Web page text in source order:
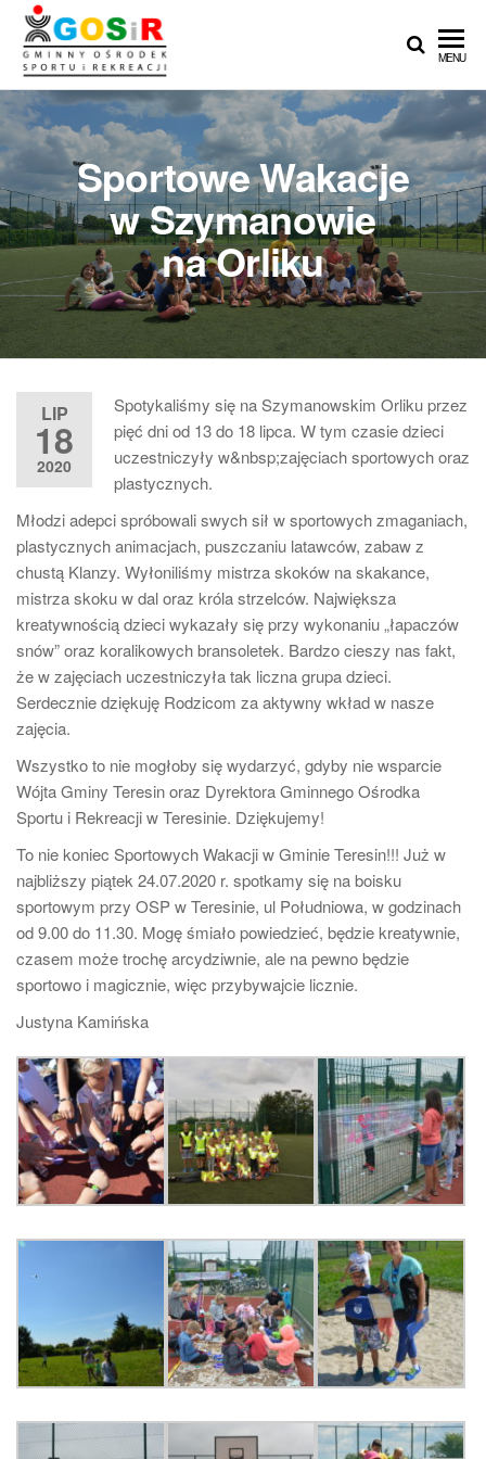
Przejdź
treści
Ośrodek
Sportu i
Rekreacji w
Teresinie ::
Zapasy ::
Łucznictwo ::
Lekkoatletyka
:: Piłka nożna
Sportu i
Rekreacji
w
Teresinie
MENU
Sportowe Wakacje
w Szymanowie
na Orliku
LIP
18
2020
Spotykaliśmy się na Szymanowskim Orliku przez
pięć dni od 13 do 18 lipca. W tym czasie dzieci
uczestniczyły w&nbsp;zajęciach sportowych oraz
plastycznych.
Młodzi adepci spróbowali swych sił w sportowych zmaganiach,
plastycznych animacjach, puszczaniu latawców, zabaw z
chustą Klanzy. Wyłoniliśmy mistrza skoków na skakance,
mistrza skoku w dal oraz króla strzelców. Największa
kreatywnością dzieci wykazały się przy wykonaniu „łapaczów
snów” oraz koralikowych bransoletek. Bardzo cieszy nas fakt,
że w zajęciach uczestniczyła tak liczna grupa dzieci.
Serdecznie dziękuję Rodzicom za aktywny wkład w nasze
zajęcia.
Wszystko to nie mogłoby się wydarzyć, gdyby nie wsparcie
Wójta Gminy Teresin oraz Dyrektora Gminnego Ośrodka
Sportu i Rekreacji w Teresinie. Dziękujemy!
To nie koniec Sportowych Wakacji w Gminie Teresin!!! Już w
najbliższy piątek 24.07.2020 r. spotkamy się na boisku
sportowym przy OSP w Teresinie, ul Południowa, w godzinach
od 9.00 do 11.30. Mogę śmiało powiedzieć, będzie kreatywnie,
czasem może trochę arcydziwnie, ale na pewno będzie
sportowo i magicznie, więc przybywajcie licznie.
Justyna Kamińska